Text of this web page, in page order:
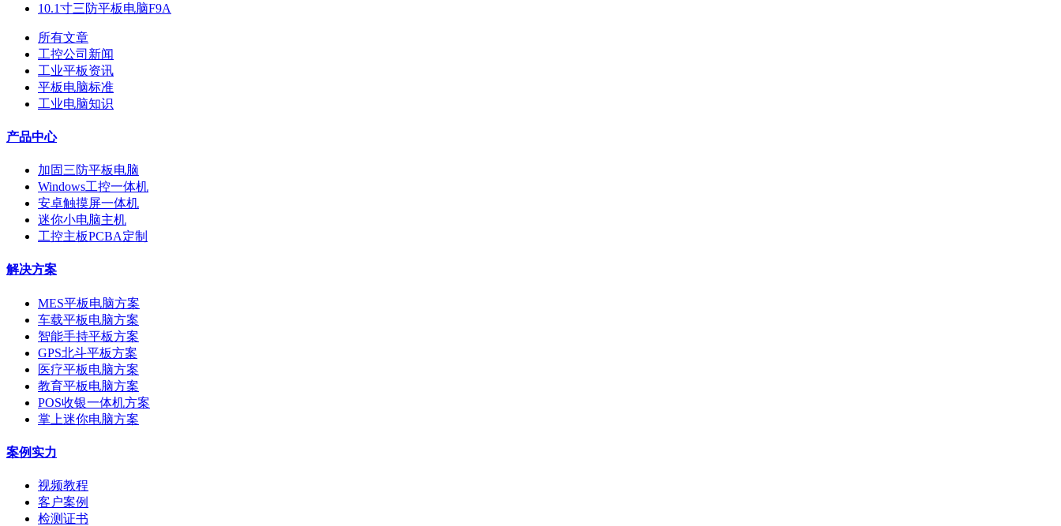
10.1寸三防平板电脑F9A
所有文章
工控公司新闻
工业平板资讯
平板电脑标准
工业电脑知识
产品中心
加固三防平板电脑
Windows工控一体机
安卓触摸屏一体机
迷你小电脑主机
工控主板PCBA定制
解决方案
MES平板电脑方案
车载平板电脑方案
智能手持平板方案
GPS北斗平板方案
医疗平板电脑方案
教育平板电脑方案
POS收银一体机方案
掌上迷你电脑方案
案例实力
视频教程
客户案例
检测证书